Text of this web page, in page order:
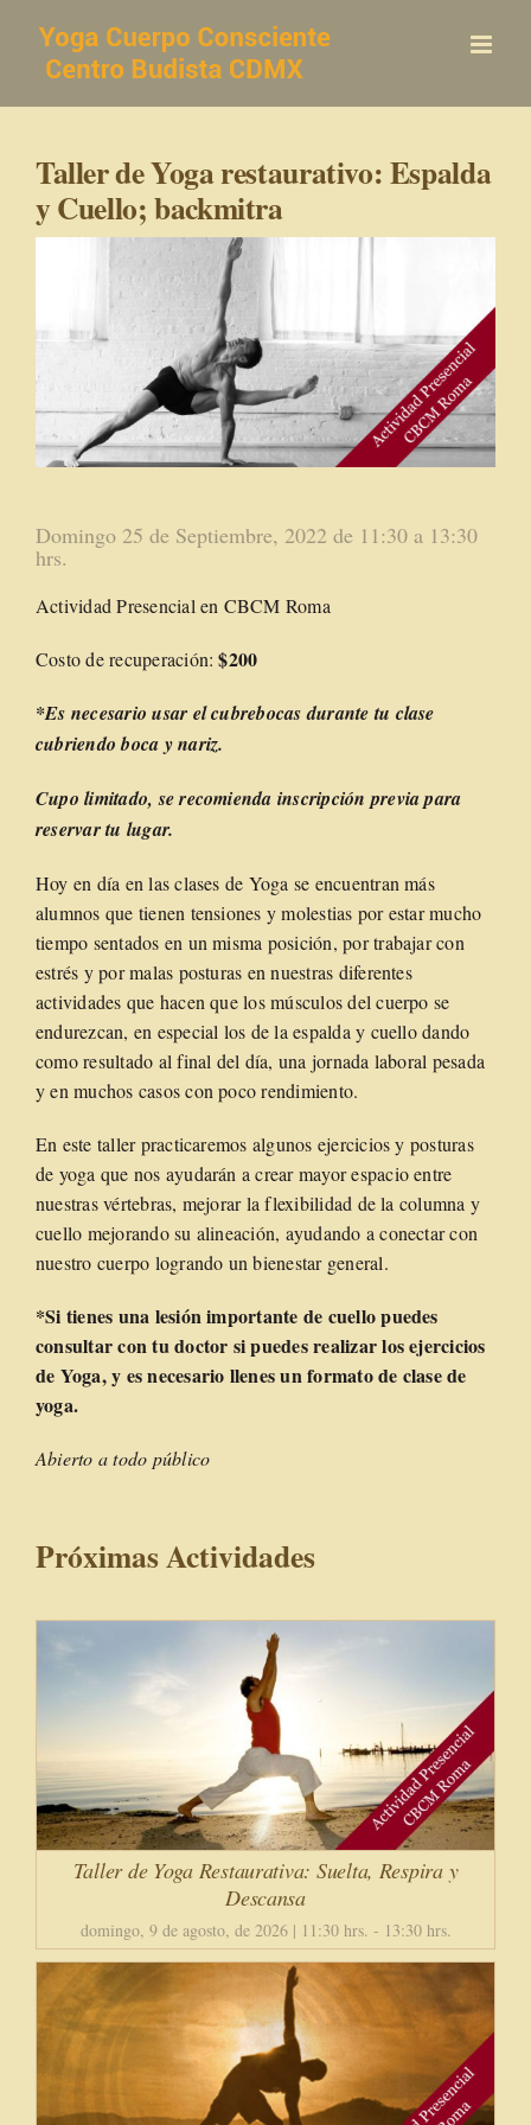
contenido
Taller de Yoga restaurativo: Espalda
y Cuello; backmitra
Domingo 25 de Septiembre, 2022 de 11:30 a 13:30
hrs.
Actividad Presencial en CBCM Roma
Costo de recuperación: $200
*Es necesario usar el cubrebocas durante tu clase
cubriendo boca y nariz.
Cupo limitado, se recomienda inscripción previa para
reservar tu lugar.
Hoy en día en las clases de Yoga se encuentran más
alumnos que tienen tensiones y molestias por estar mucho
tiempo sentados en un misma posición, por trabajar con
estrés y por malas posturas en nuestras diferentes
actividades que hacen que los músculos del cuerpo se
endurezcan, en especial los de la espalda y cuello dando
como resultado al final del día, una jornada laboral pesada
y en muchos casos con poco rendimiento.
En este taller practicaremos algunos ejercicios y posturas
de yoga que nos ayudarán a crear mayor espacio entre
nuestras vértebras, mejorar la flexibilidad de la columna y
cuello mejorando su alineación, ayudando a conectar con
nuestro cuerpo logrando un bienestar general.
*Si tienes una lesión importante de cuello puedes
consultar con tu doctor si puedes realizar los ejercicios
de Yoga, y es necesario llenes un formato de clase de
yoga.
Abierto a todo público
Próximas Actividades
Taller de Yoga Restaurativa: Suelta, Respira y
Descansa
domingo, 9 de agosto, de 2026 | 11:30 hrs. - 13:30 hrs.